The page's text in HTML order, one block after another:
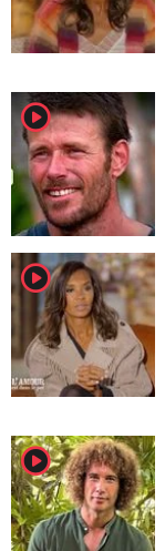
player2
player2
player2